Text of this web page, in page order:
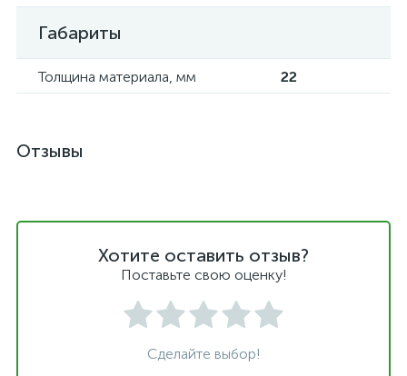
Габариты
Толщина материала, мм 22
Отзывы
Хотите оставить отзыв?
Поставьте свою оценку!
Сделайте выбор!